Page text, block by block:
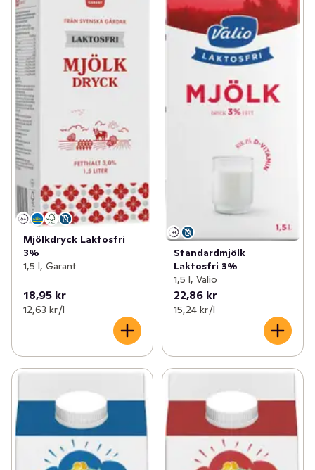
Mjölkdryck Laktosfri
3%
1,5 l, Garant
18,95 kr
12,63 kr /l
Standardmjölk
Laktosfri 3%
1,5 l, Valio
22,86 kr
15,24 kr /l